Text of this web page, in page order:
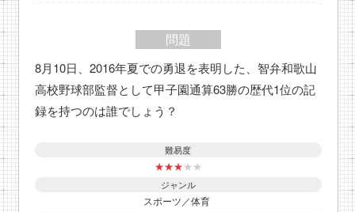
問題
8月10日、2016年夏での勇退を表明した、智弁和歌山
高校野球部監督として甲子園通算63勝の歴代1位の記
録を持つのは誰でしょう？
難易度
★★★★ ★
ジャンル
スポーツ／体育